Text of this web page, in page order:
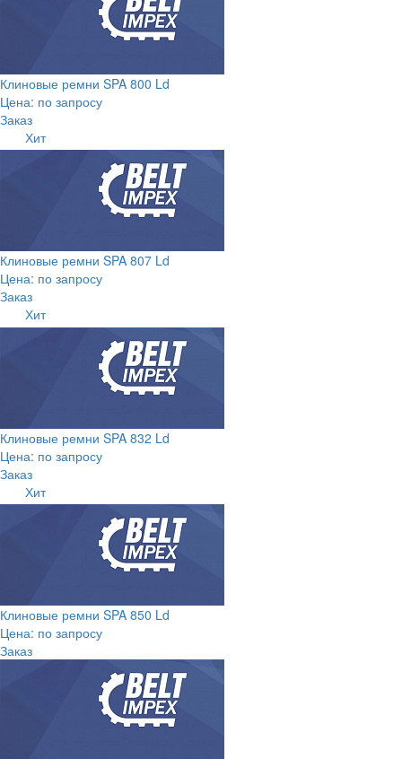
Клиновые ремни SPA 800 Ld
Цена: по запросу
Заказ
Хит
Клиновые ремни SPA 807 Ld
Цена: по запросу
Заказ
Хит
Клиновые ремни SPA 832 Ld
Цена: по запросу
Заказ
Хит
Клиновые ремни SPA 850 Ld
Цена: по запросу
Заказ